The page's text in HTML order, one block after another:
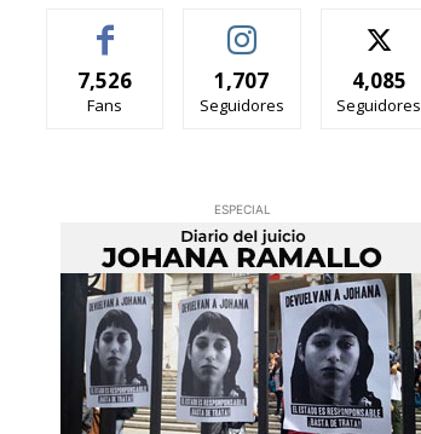
7,526
Fans
1,707
Seguidores
4,085
Seguidores
ESPECIAL